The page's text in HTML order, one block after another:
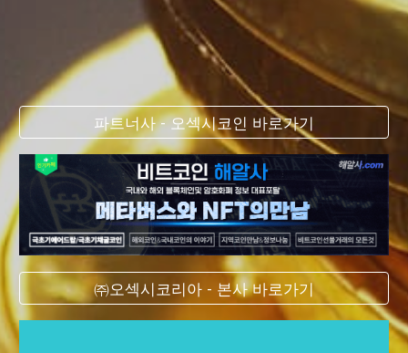
파트너사 - 오섹시코인 바로가기
㈜오섹시코리아 - 본사 바로가기